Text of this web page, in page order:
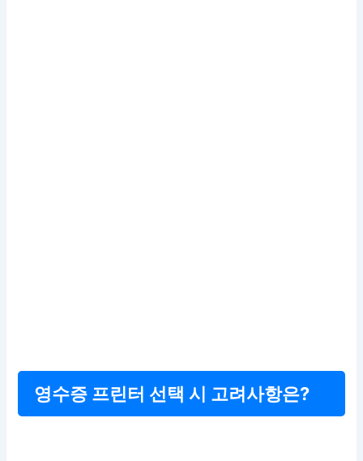
영수증 프린터 선택 시 고려사항은?